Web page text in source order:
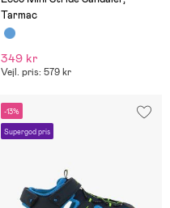
Tarmac
349 kr
Vejl. pris: 579 kr
-13%
Supergod pris